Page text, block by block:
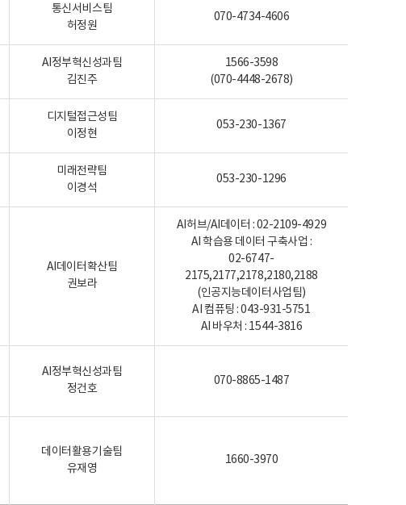
통신서비스팀
허정원
070-4734-4606
AI정부혁신성과팀
김진주
1566-3598
(070-4448-2678)
디지털접근성팀
이정현
053-230-1367
미래전략팀
이경석
053-230-1296
AI데이터확산팀
권보라
AI허브/AI데이터 : 02-2109-4929
AI 학습용 데이터 구축사업 :
02-6747-
2175,2177,2178,2180,2188
(인공지능데이터사업팀)
AI 컴퓨팅 : 043-931-5751
AI 바우처 : 1544-3816
AI정부혁신성과팀
정건호
070-8865-1487
데이터활용기술팀
유재영
1660-3970